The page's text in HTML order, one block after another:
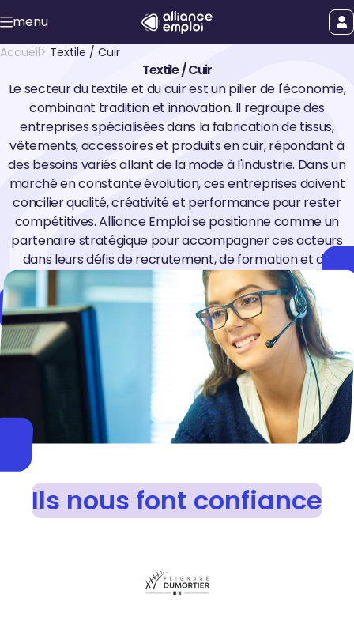
Accéder au contenu principal
Afficher le
menu
le menu
Accueil Textile / Cuir
Textile / Cuir
Le secteur du textile et du cuir est un pilier de l'économie,
combinant tradition et innovation. Il regroupe des
entreprises spécialisées dans la fabrication de tissus,
vêtements, accessoires et produits en cuir, répondant à
des besoins variés allant de la mode à l'industrie. Dans un
marché en constante évolution, ces entreprises doivent
concilier qualité, créativité et performance pour rester
compétitives. Alliance Emploi se positionne comme un
partenaire stratégique pour accompagner ces acteurs
dans leurs défis de recrutement, de formation et de
flexibilité, afin de soutenir croissance et compétitivité.
Faire une demande
Ils nous font confiance